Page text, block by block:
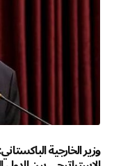
وزير الخارجية